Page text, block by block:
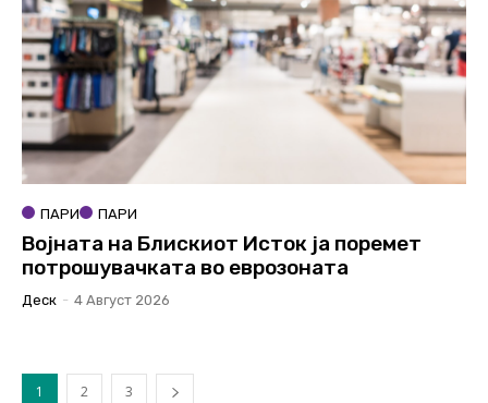
ПАРИ ПАРИ
Војната на Блискиот Исток ја поремет
потрошувачката во еврозоната
Деск - 4 Август 2026
1 2 3